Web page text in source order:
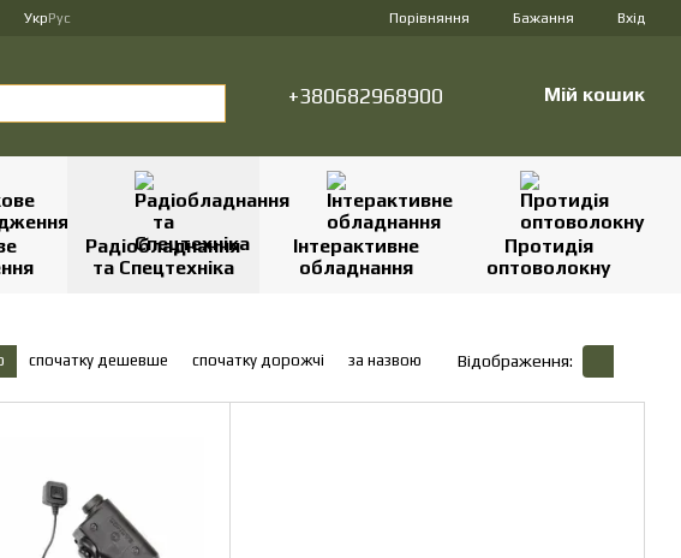
УкрРус Порівняння Бажання Вхід
+380682968900 Мій кошик
Радіобладнання
та Спецтехніка
Інтерактивне
обладнання
Протидія
оптоволокну
спочатку дешевше спочатку дорожчі за назвою Відображення: